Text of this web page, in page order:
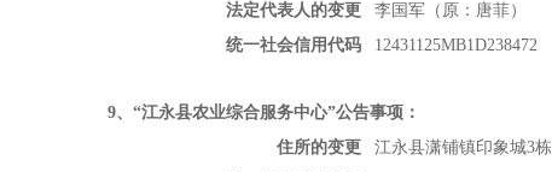
法定代表人的变更
李国军（原：唐菲）
统一社会信用代码
12431125MB1D238472
9、“江永县农业综合服务中心”公告事项：
住所的变更
江永县潇铺镇印象城3